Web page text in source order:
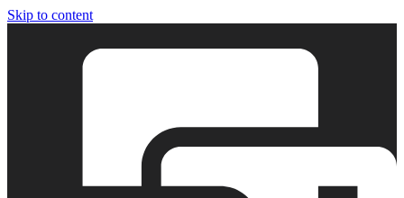
Skip to content